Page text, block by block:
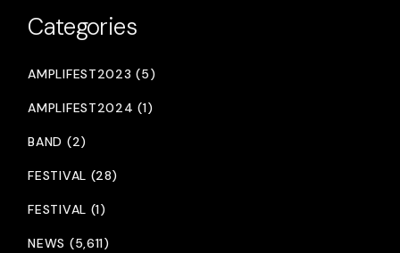
Categories
AMPLIFEST2023 (5)
AMPLIFEST2024 (1)
BAND (2)
FESTIVAL (28)
FESTIVAL (1)
NEWS (5,611)